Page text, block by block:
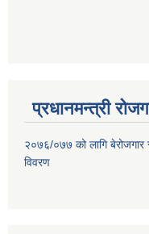
प्रधानमन्त्री
२०७६/०७७ को लागि बेरोजगार
विवरण